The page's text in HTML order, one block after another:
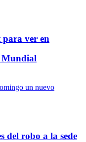
ver en
Mundial
del robo a la sede